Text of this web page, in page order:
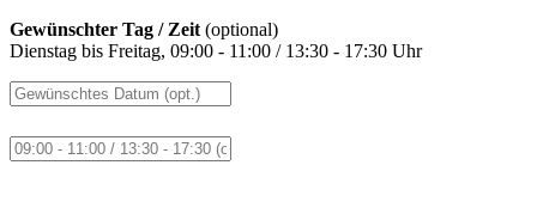
Gewünschter Tag / Zeit (optional)
Dienstag bis Freitag, 09:00 - 11:00 / 13:30 - 17:30 Uhr